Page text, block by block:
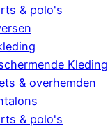
& polo's
Kleding
& overhemden
& polo's